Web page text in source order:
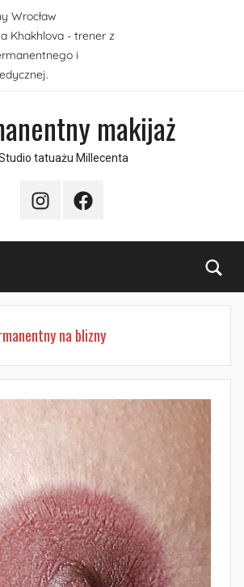
Wrocław
Khakhlova - trener z
i
makijaż
tatuażu Millecenta
InstagramFacebook
na blizny